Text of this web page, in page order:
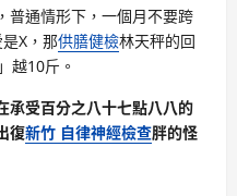
普通情形下，一個月不要跨
X，那供膳健檢林天秤的回
越10斤。
承受百分之八十七點八八的
復新竹 自律神經檢查胖的怪